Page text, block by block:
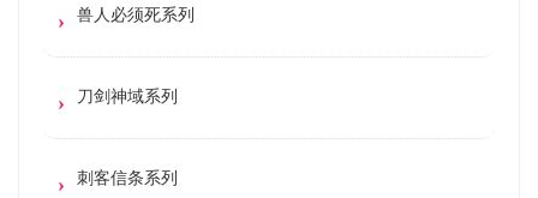
兽人必须死系列
刀剑神域系列
刺客信条系列